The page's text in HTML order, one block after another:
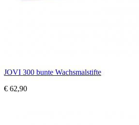
JOVI 300 bunte Wachsmalstifte
€ 62,90